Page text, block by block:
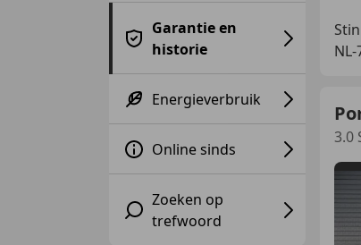
Garantie en
historie
Energieverbruik
Online sinds
Zoeken op
trefwoord
NL-
3.0